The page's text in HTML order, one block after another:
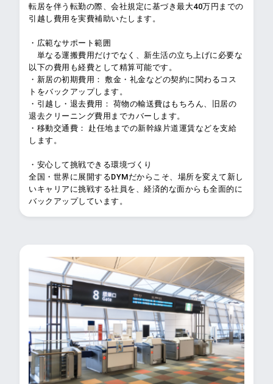
転居を伴う転勤の際、会社規定に基づき最大40万円までの
引越し費用を実費補助いたします。
・広範なサポート範囲
単なる運搬費用だけでなく、新生活の立ち上げに必要な
以下の費用も経費として精算可能です。
・新居の初期費用： 敷金・礼金などの契約に関わるコス
トをバックアップします。
・引越し・退去費用： 荷物の輸送費はもちろん、旧居の
退去クリーニング費用までカバーします。
・移動交通費： 赴任地までの新幹線片道運賃などを支給
します。
・安心して挑戦できる環境づくり
全国・世界に展開するDYMだからこそ、場所を変えて新し
いキャリアに挑戦する社員を、経済的な面からも全面的に
バックアップしています。